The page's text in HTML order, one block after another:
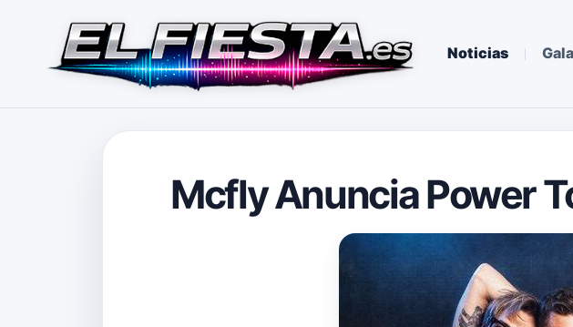
Noticias
Mcfly Anuncia Power